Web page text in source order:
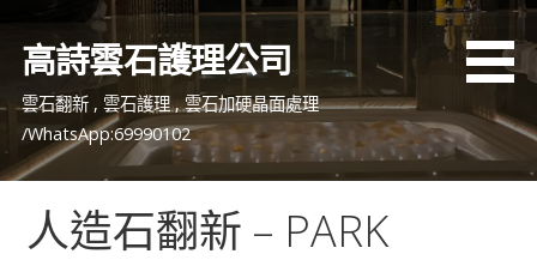
要
容
高詩雲石護理公司
雲石翻新 , 雲石護理 , 雲石加硬晶面處理
/WhatsApp:69990102
人造石翻新 – PARK